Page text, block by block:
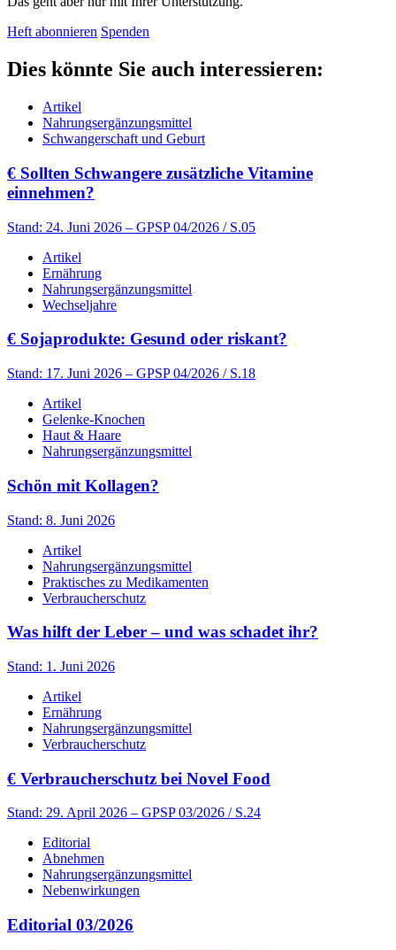
Heft abonnieren Spenden
Dies könnte Sie auch interessieren:
Artikel
Nahrungsergänzungsmittel
Schwangerschaft und Geburt
€ Sollten Schwangere zusätzliche Vitamine
einnehmen?
Stand: 24. Juni 2026 – GPSP 04/2026 / S.05
Artikel
Ernährung
Nahrungsergänzungsmittel
Wechseljahre
€ Sojaprodukte: Gesund oder riskant?
Stand: 17. Juni 2026 – GPSP 04/2026 / S.18
Artikel
Gelenke-Knochen
Haut & Haare
Nahrungsergänzungsmittel
Schön mit Kollagen?
Stand: 8. Juni 2026
Artikel
Nahrungsergänzungsmittel
Praktisches zu Medikamenten
Verbraucherschutz
Was hilft der Leber – und was schadet ihr?
Stand: 1. Juni 2026
Artikel
Ernährung
Nahrungsergänzungsmittel
Verbraucherschutz
€ Verbraucherschutz bei Novel Food
Stand: 29. April 2026 – GPSP 03/2026 / S.24
Editorial
Abnehmen
Nahrungsergänzungsmittel
Nebenwirkungen
Editorial 03/2026